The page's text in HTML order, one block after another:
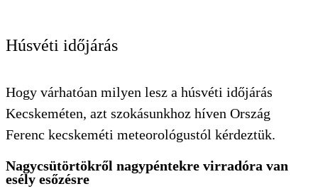
Húsvéti időjárás
Hogy várhatóan milyen lesz a húsvéti időjárás
Kecskeméten, azt szokásunkhoz híven Ország
Ferenc kecskeméti meteorológustól kérdeztük.
Nagycsütörtökről nagypéntekre virradóra van
esély esőzésre